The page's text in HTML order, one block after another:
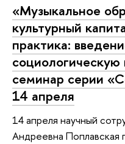
«Музыкальное
культурный
практика:
семинар серии
14 апреля
14 апреля научный
Андреевна Поплавская